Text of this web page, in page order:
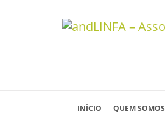
INÍCIO QUEM SOMOS